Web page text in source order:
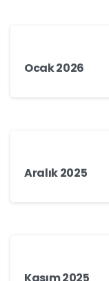
Ocak 2026
Aralık 2025
Kasım 2025